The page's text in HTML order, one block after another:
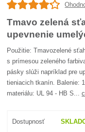
Tmavo zelená
upevnenie
Použitie: Tmavozelené
s prímesou zeleného
pásky slúži napríklad pre
tieniacich tkanín. Balenie:
materiálu: UL 94 - HB S...
Dostupnosť